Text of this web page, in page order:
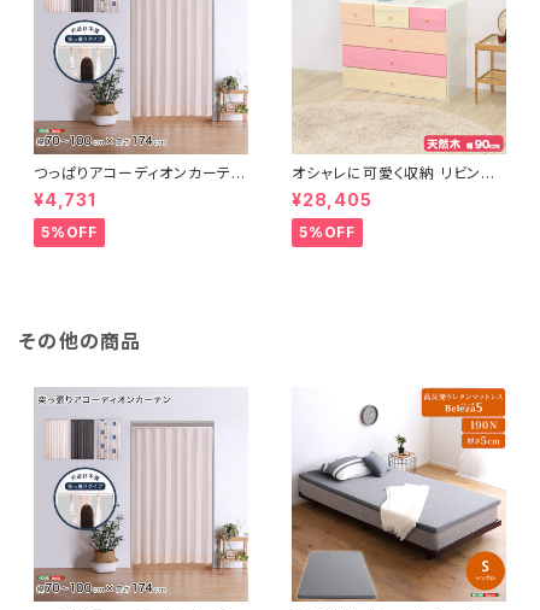
つっぱりアコーディオンカーテ
ン 100×174cm SH-16-TA
DC
¥4,731
5%OFF
オシャレに可愛く収納 リビング
用ローチェスト 4段 幅90cm
天然木（桐）日本製｜petora-
ペトラ- SH-08-PTR90
¥28,405
5%OFF
その他の商品